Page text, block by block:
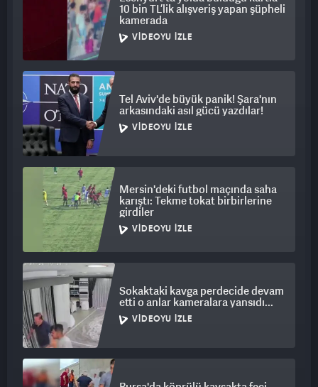
10 bin TL’lik alışveriş yapan şüpheli
kamerada
VIDEOYU İZLE
Tel Aviv'de büyük panik! Şara'nın
arkasındaki asıl gücü yazdılar!
VIDEOYU İZLE
Mersin'deki futbol maçında saha
karıştı: Tekme tokat birbirlerine
girdiler
VIDEOYU İZLE
Sokaktaki kavga perdecide devam
etti o anlar kameralara yansıdı...
VIDEOYU İZLE